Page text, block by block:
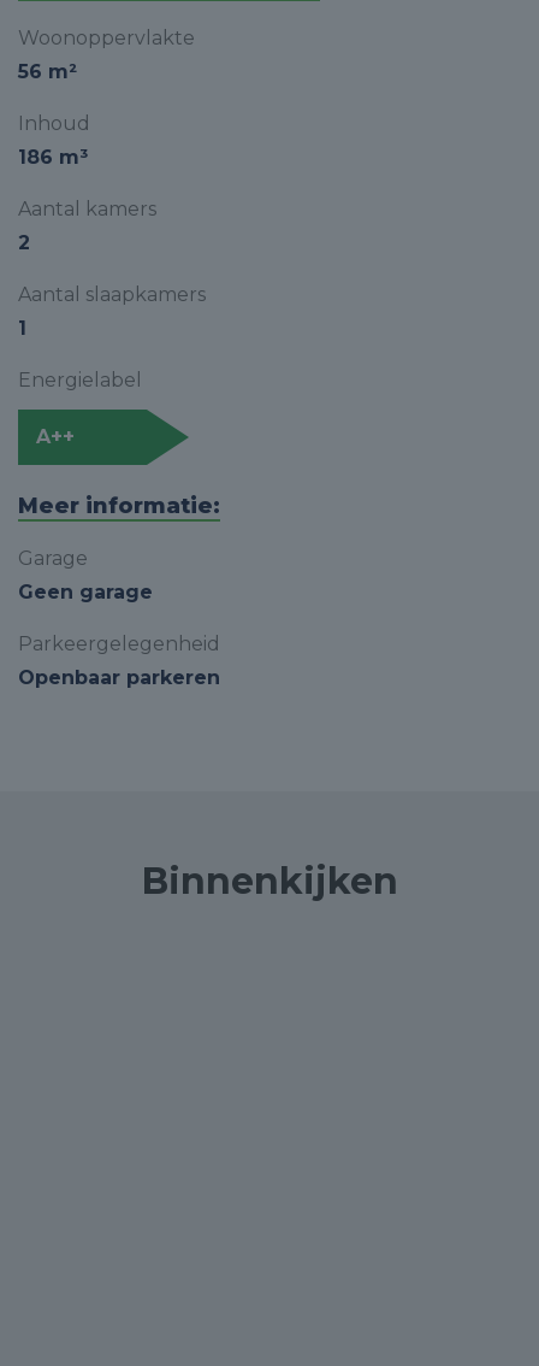
Woonoppervlakte
56 m²
Inhoud
186 m³
Aantal kamers
2
Aantal slaapkamers
1
Energielabel
A++
Meer informatie:
Garage
Geen garage
Parkeergelegenheid
Openbaar parkeren
Binnenkijken